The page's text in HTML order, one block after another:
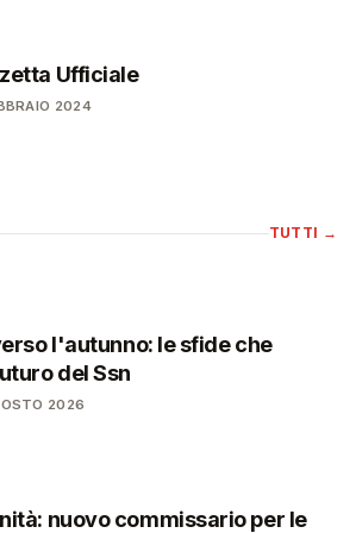
Ufficiale
2024
TUTTI →
l'autunno: le sfide che
del Ssn
2026
nuovo commissario per le